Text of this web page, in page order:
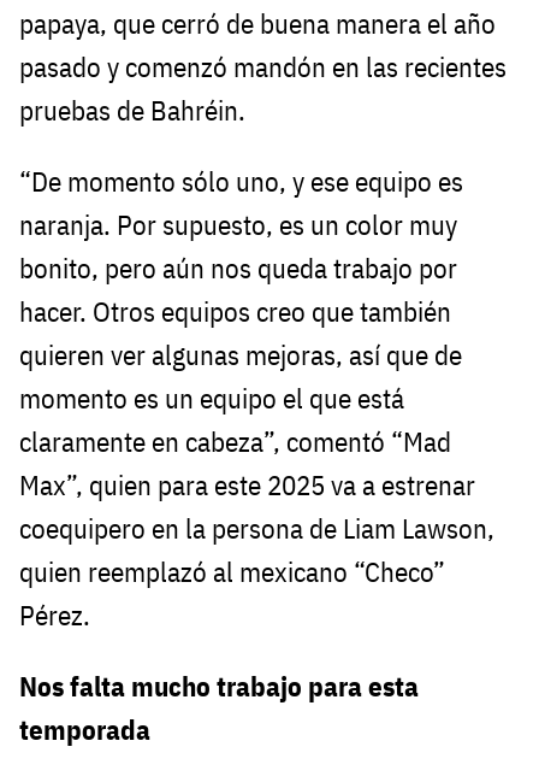
papaya, que cerró de buena manera el año
pasado y comenzó mandón en las recientes
pruebas de Bahréin.
“De momento sólo uno, y ese equipo es
naranja. Por supuesto, es un color muy
bonito, pero aún nos queda trabajo por
hacer. Otros equipos creo que también
quieren ver algunas mejoras, así que de
momento es un equipo el que está
claramente en cabeza”, comentó “Mad
Max”, quien para este 2025 va a estrenar
coequipero en la persona de Liam Lawson,
quien reemplazó al mexicano “Checo”
Pérez.
Nos falta mucho trabajo para esta
temporada